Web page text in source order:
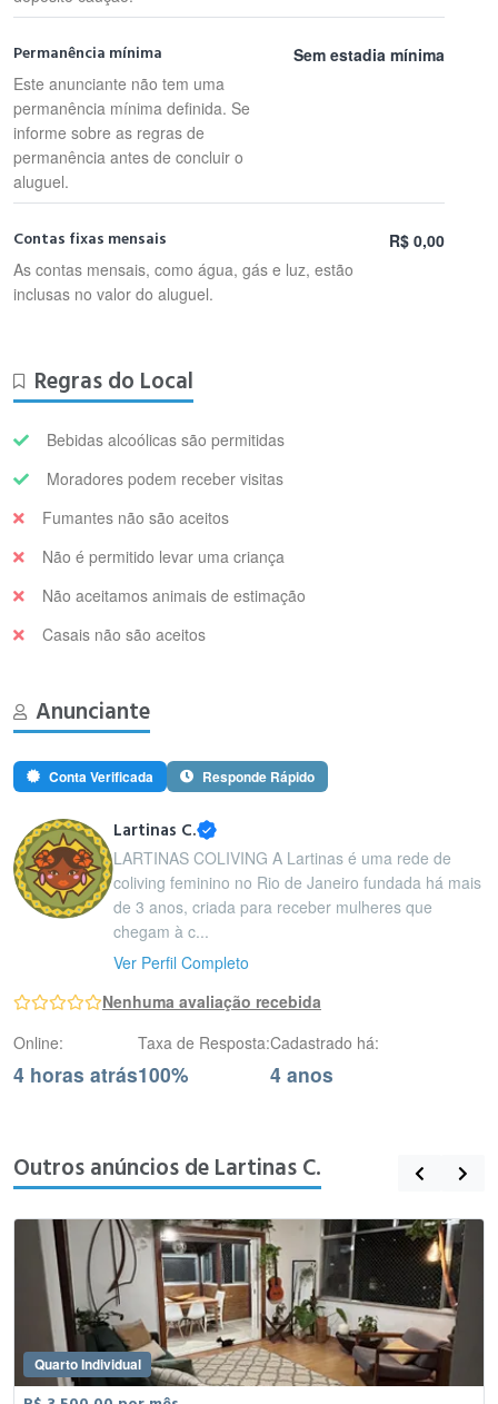
Permanência mínima
Este anunciante não tem uma
permanência mínima definida. Se
informe sobre as regras de
permanência antes de concluir o
aluguel.
Sem estadia mínima
Contas fixas mensais
As contas mensais, como água, gás e luz, estão
inclusas no valor do aluguel.
R$ 0,00
Regras do Local
Bebidas alcoólicas são permitidas
Moradores podem receber visitas
Fumantes não são aceitos
Não é permitido levar uma criança
Não aceitamos animais de estimação
Casais não são aceitos
Anunciante
Conta Verificada Responde Rápido
Lartinas C.
LARTINAS COLIVING A Lartinas é uma rede de
coliving feminino no Rio de Janeiro fundada há mais
de 3 anos, criada para receber mulheres que
chegam à c...
Ver Perfil Completo
Nenhuma avaliação recebida
Online:
4 horas atrás
Taxa de Resposta:
100%
Cadastrado há:
4 anos
Outros anúncios de Lartinas C.
Quarto Individual